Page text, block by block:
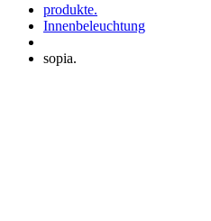
produkte.
Innenbeleuchtung
sopia.